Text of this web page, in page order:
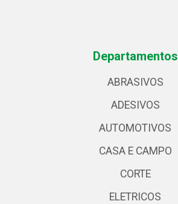
Departamentos
ABRASIVOS
ADESIVOS
AUTOMOTIVOS
CASA E CAMPO
CORTE
ELETRICOS